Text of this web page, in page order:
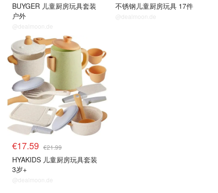
BUYGER 儿童厨房玩具套装
户外
@dealmoon.de
不锈钢儿童厨房玩具 17件
@dealmoon.de
€17.59 €21.99
HYAKIDS 儿童厨房玩具套装
3岁+
@dealmoon.de